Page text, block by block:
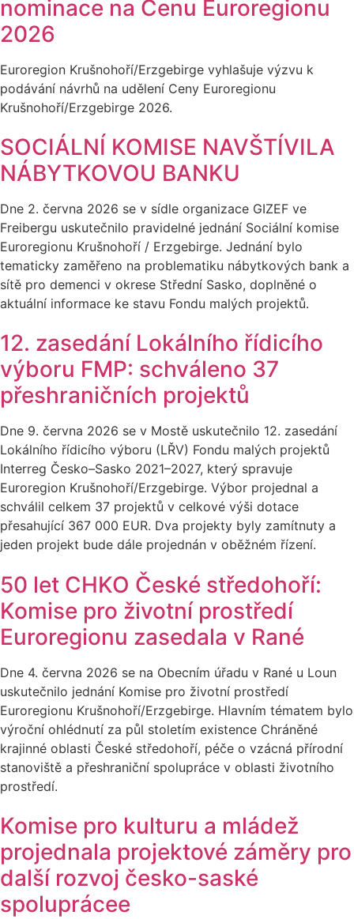
nominace na Cenu Euroregionu
2026
Euroregion Krušnohoří/Erzgebirge vyhlašuje výzvu k
podávání návrhů na udělení Ceny Euroregionu
Krušnohoří/Erzgebirge 2026.
SOCIÁLNÍ KOMISE NAVŠTÍVILA
NÁBYTKOVOU BANKU
Dne 2. června 2026 se v sídle organizace GIZEF ve
Freibergu uskutečnilo pravidelné jednání Sociální komise
Euroregionu Krušnohoří / Erzgebirge. Jednání bylo
tematicky zaměřeno na problematiku nábytkových bank a
sítě pro demenci v okrese Střední Sasko, doplněné o
aktuální informace ke stavu Fondu malých projektů.
12. zasedání Lokálního řídicího
výboru FMP: schváleno 37
přeshraničních projektů
Dne 9. června 2026 se v Mostě uskutečnilo 12. zasedání
Lokálního řídicího výboru (LŘV) Fondu malých projektů
Interreg Česko–Sasko 2021–2027, který spravuje
Euroregion Krušnohoří/Erzgebirge. Výbor projednal a
schválil celkem 37 projektů v celkové výši dotace
přesahující 367 000 EUR. Dva projekty byly zamítnuty a
jeden projekt bude dále projednán v oběžném řízení.
50 let CHKO České středohoří:
Komise pro životní prostředí
Euroregionu zasedala v Rané
Dne 4. června 2026 se na Obecním úřadu v Rané u Loun
uskutečnilo jednání Komise pro životní prostředí
Euroregionu Krušnohoří/Erzgebirge. Hlavním tématem bylo
výroční ohlédnutí za půl stoletím existence Chráněné
krajinné oblasti České středohoří, péče o vzácná přírodní
stanoviště a přeshraniční spolupráce v oblasti životního
prostředí.
Komise pro kulturu a mládež
projednala projektové záměry pro
další rozvoj česko-saské
spoluprácee